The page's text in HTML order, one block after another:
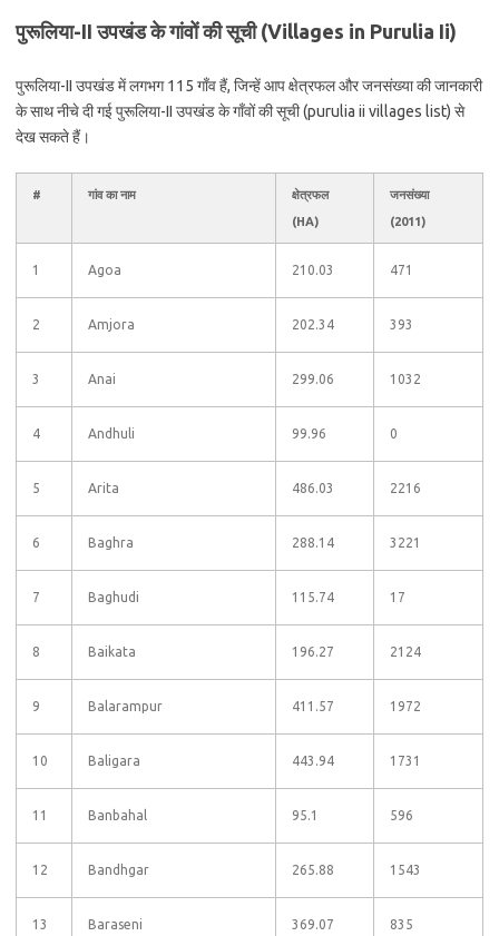
पुरूलिया-II उपखंड के गांवों की सूची (Villages in Purulia Ii)
पुरूलिया-II उपखंड में लगभग 115 गाँव हैं, जिन्हें आप क्षेत्रफल और जनसंख्या की जानकारी
के साथ नीचे दी गई पुरूलिया-II उपखंड के गाँवों की सूची (purulia ii villages list) से
देख सकते हैं।
# गांव का नाम
क्षेत्रफल
(HA)
जनसंख्या
(2011)
1 Agoa 210.03 471
2 Amjora 202.34 393
3 Anai 299.06 1032
4 Andhuli 99.96 0
5 Arita 486.03 2216
6 Baghra 288.14 3221
7 Baghudi 115.74 17
8 Baikata 196.27 2124
9 Balarampur 411.57 1972
10 Baligara 443.94 1731
11 Banbahal 95.1 596
12 Bandhgar 265.88 1543
13 Baraseni 369.07 835